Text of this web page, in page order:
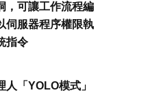
，可讓工作流程編
伺服器程序權限執
指令
人「YOLO模式」